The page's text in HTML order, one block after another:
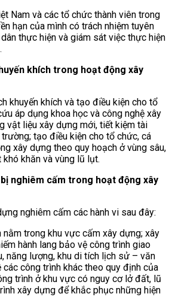
Nam và các tổ chức thành viên trong
hạn của mình có trách nhiệm tuyên
thực hiện và giám sát việc thực hiện
khích trong hoạt động xây
khuyến khích và tạo điều kiện cho tổ
áp dụng khoa học và công nghệ xây
vật liệu xây dựng mới, tiết kiệm tài
tạo điều kiện cho tổ chức, cá
xây dựng theo quy hoạch ở vùng sâu,
khăn và vùng lũ lụt.
nghiêm cấm trong hoạt động xây
nghiêm cấm các hành vi sau đây:
nằm trong khu vực cấm xây dựng; xây
hành lang bảo vệ công trình giao
năng lượng, khu di tích lịch sử – văn
công trình khác theo quy định của
trình ở khu vực có nguy cơ lở đất, lũ
xây dựng để khắc phục những hiện